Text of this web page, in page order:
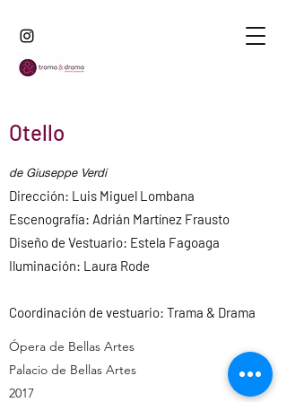
Otello
de Giuseppe Verdi
Dirección: Luis Miguel Lombana
Escenografía: Adrián Martínez Frausto
Diseño de Vestuario: Estela Fagoaga
Iluminación: Laura Rode
Coordinación de vestuario: Trama & Drama
Ópera de Bellas Artes
Palacio de Bellas Artes
2017